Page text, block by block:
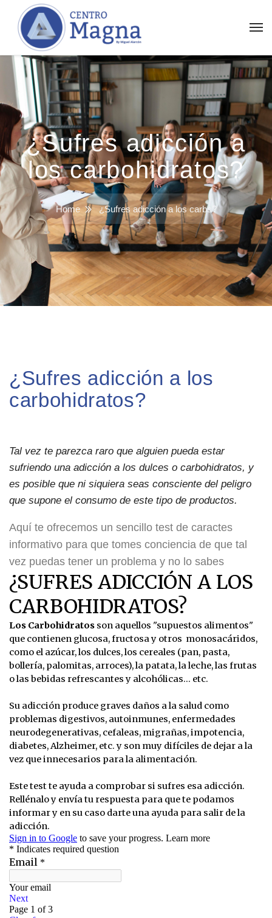
¿Sufres adicción a
los carbohidratos?
Home ¿Sufres adicción a los carbs?
¿Sufres adicción a los
carbohidratos?
Tal vez te parezca raro que alguien pueda estar
sufriendo una adicción a los dulces o carbohidratos, y
es posible que ni siquiera seas consciente del peligro
que supone el consumo de este tipo de productos.
Aquí te ofrecemos un sencillo test de caractes
informativo para que tomes conciencia de que tal
vez puedas tener un problema y no lo sabes